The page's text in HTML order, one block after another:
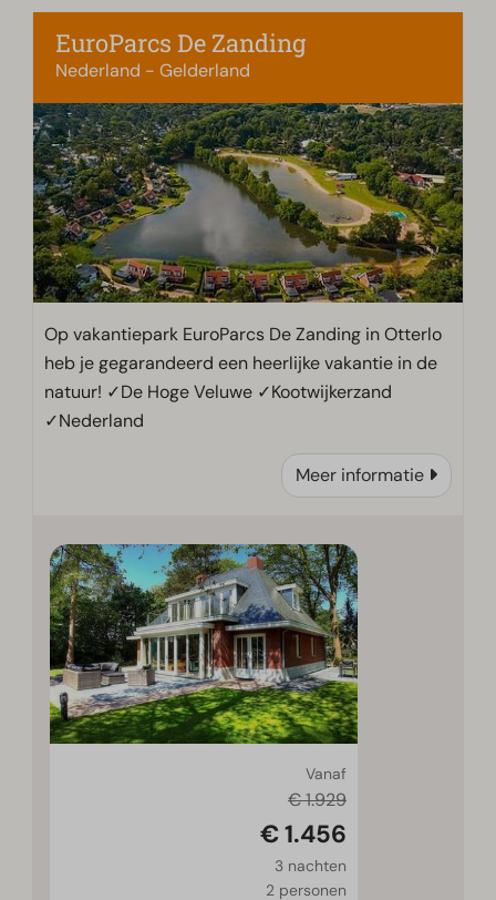
EuroParcs De Zanding
Nederland - Gelderland
Op vakantiepark EuroParcs De Zanding in Otterlo
heb je gegarandeerd een heerlijke vakantie in de
natuur! ✓De Hoge Veluwe ✓Kootwijkerzand
✓Nederland
Meer informatie
Vanaf
€ 1.929
€ 1.456
3 nachten
2 personen